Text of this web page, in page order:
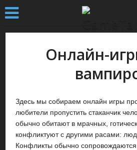
Онлайн-
Здесь мы собираем онлайн игры
любители пропустить стаканчик
обычно обитают в мрачных,
конфликтуют с другими расами:
Конфликты обычно